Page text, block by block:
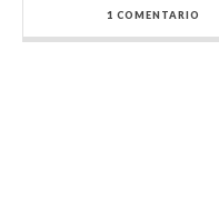
1 COMENTARIO